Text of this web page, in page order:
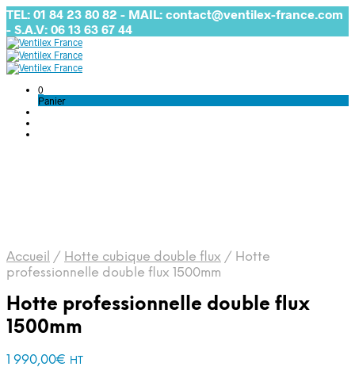
TEL: 01 84 23 80 82 - MAIL: contact@ventilex-france.com
- S.A.V: 06 13 63 67 44
0
Panier
Accueil / Hotte cubique double flux / Hotte
professionnelle double flux 1500mm
Hotte professionnelle double flux
1500mm
1 990,00€ HT